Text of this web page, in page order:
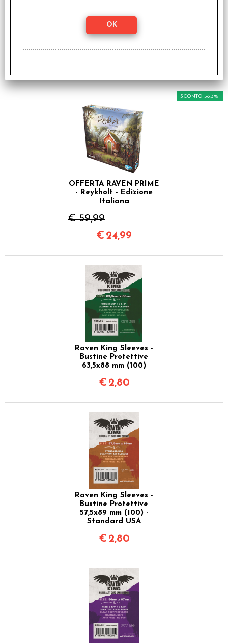
articoli
OFFERTA RAVEN PRIME
- Reykholt - Edizione
Italiana
€ 59,99
SCONTO 58.3%
€ 24,99
Raven King Sleeves -
Bustine Protettive
63,5x88 mm (100)
€ 2,80
Raven King Sleeves -
Bustine Protettive
57,5x89 mm (100) -
Standard USA
€ 2,80